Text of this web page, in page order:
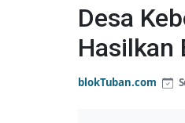
Desa
Hasilkan
blokTuban.com